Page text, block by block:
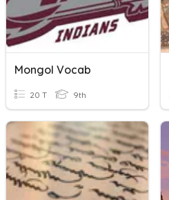
Mongol Vocab
20 T 9th